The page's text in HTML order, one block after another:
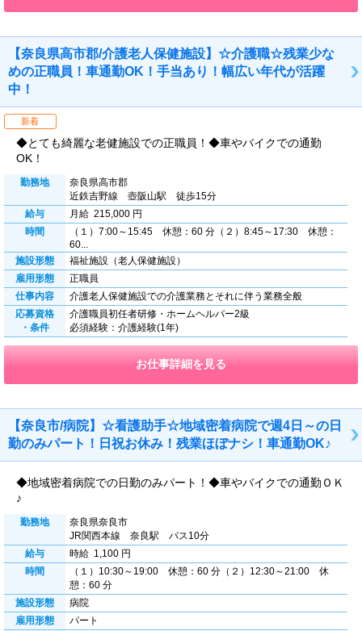
【奈良県高市郡/介護老人保健施設】☆介護職☆残業少な
めの正職員！車通勤OK！手当あり！幅広い年代が活躍
中！
新着
◆とても綺麗な老健施設での正職員！◆車やバイクでの通勤
OK！
勤務地
奈良県高市郡
近鉄吉野線 壺阪山駅 徒歩15分
給与
月給 215,000 円
時間
（１）7:00～15:45 休憩：60 分（２）8:45～17:30 休憩：
60...
施設形態
福祉施設（老人保健施設）
雇用形態
正職員
仕事内容
介護老人保健施設での介護業務とそれに伴う業務全般
応募資格
・条件
介護職員初任者研修・ホームヘルパー2級
必須経験：介護経験(1年)
お仕事詳細を見る
【奈良市/病院】☆看護助手☆地域密着病院で週4日～の日
勤のみパート！日祝お休み！残業ほぼナシ！車通勤OK♪
◆地域密着病院での日勤のみパート！◆車やバイクでの通勤ＯＫ
♪
勤務地
奈良県奈良市
JR関西本線 奈良駅 バス10分
給与
時給 1,100 円
時間
（１）10:30～19:00 休憩：60 分（２）12:30～21:00 休
憩：60 分
施設形態
病院
雇用形態
パート